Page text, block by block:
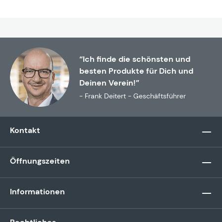
“Ich finde die schönsten und
besten Produkte für Dich und
Deinen Verein!”
- Frank Deitert - Geschäftsführer
Kontakt
Öffnungszeiten
Informationen